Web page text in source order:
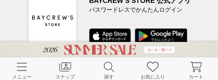
パスワードレスでかんたんログイン
CUSTOMER SERVICE
メニュー スナップ 探す お気に入り カート